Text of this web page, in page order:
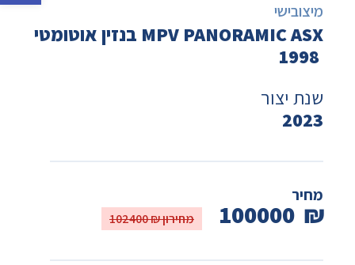
מיצובישי
MPV PANORAMIC ASX בנזין אוטומטי
שנת יצור
2023
מחיר
₪ מחירון ₪ 102400